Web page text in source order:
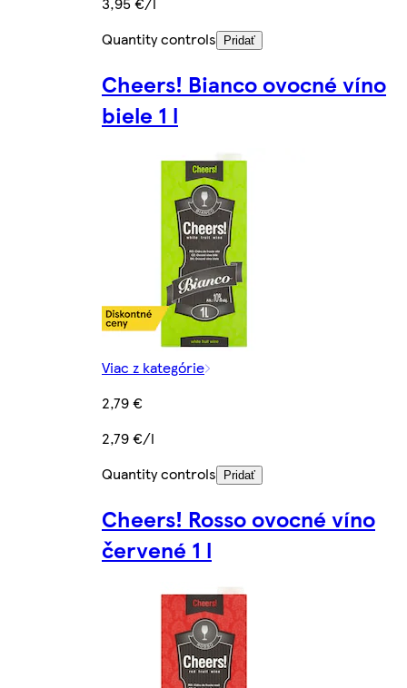
Quantity controls
Pridať
Cheers! Bianco ovocné víno
biele 1 l
Viac z kategórie
2,79 €
2,79 €/l
Quantity controls
Pridať
Cheers! Rosso ovocné víno
červené 1 l